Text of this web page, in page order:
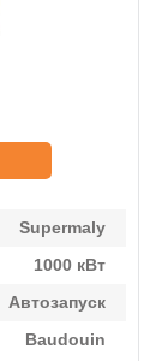
Supermaly
1000 кВт
Автозапуск
Baudouin